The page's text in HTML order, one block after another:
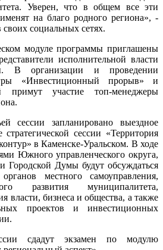
Уверен, что в общем все эти
на благо родного региона», -
социальных сетях.
модуле программы приглашены
исполнительной власти
В организации и проведении
«Инвестиционный прорыв» и
примут участие топ-менеджеры
сессии запланировано выездное
сессии «Территория
в Каменске-Уральском. В ходе
Южного управленческого округа,
Городской Думы будут обсуждаться
местного самоуправления,
развития муниципалитета,
власти, бизнеса и общества, а также
проектов и инвестиционных
сдадут экзамен по модулю